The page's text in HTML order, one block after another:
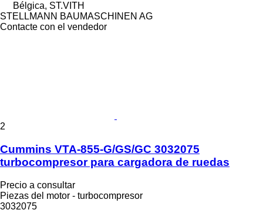
Bélgica, ST.VITH
STELLMANN BAUMASCHINEN AG
Contacte con el vendedor
2
Cummins VTA-855-G/GS/GC 3032075
turbocompresor para cargadora de ruedas
Precio a consultar
Piezas del motor - turbocompresor
3032075